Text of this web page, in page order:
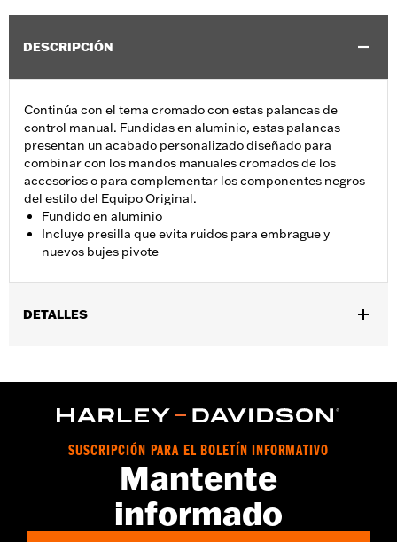
DESCRIPCIÓN
Continúa con el tema cromado con estas palancas de
control manual. Fundidas en aluminio, estas palancas
presentan un acabado personalizado diseñado para
combinar con los mandos manuales cromados de los
accesorios o para complementar los componentes negros
del estilo del Equipo Original.
Fundido en aluminio
Incluye presilla que evita ruidos para embrague y
nuevos bujes pivote
DETALLES
GARANTÍA:1 año de garantía limitada – Consultawww.h-
para más información
SUSCRIPCIÓN PARA EL BOLETÍN INFORMATIVO
Mantente
informado